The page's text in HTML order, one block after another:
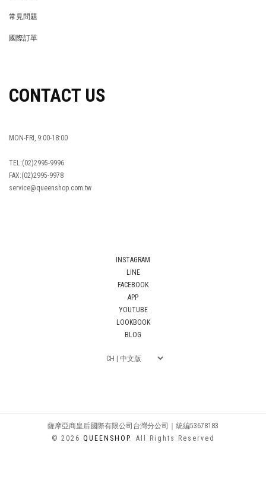
常見問題
國際訂單
CONTACT US
MON-FRI, 9:00-18:00
TEL:(02)2995-9996
FAX:(02)2995-9978
service@queenshop.com.tw
INSTAGRAM
LINE
FACEBOOK
APP
YOUTUBE
LOOKBOOK
BLOG
薩摩亞商皇后國際有限公司台灣分公司｜統編53678183
© 2026 QUEENSHOP. All Rights Reserved